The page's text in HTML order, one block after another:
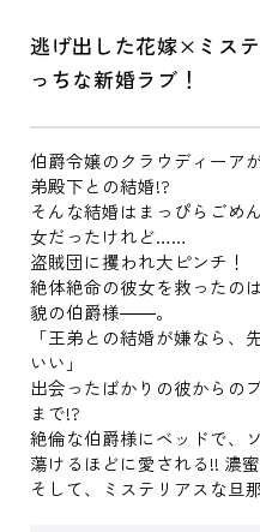
逃げ出した花嫁×ミス
っちな新婚ラブ！
伯爵令嬢のクラウディーア
弟殿下との結婚!?
そんな結婚はまっぴらごめ
女だったけれど……
盗賊団に攫われ大ピンチ！
絶体絶命の彼女を救ったの
貌の伯爵様――。
「王弟との結婚が嫌なら、
いい」
出会ったばかりの彼からの
まで!?
絶倫な伯爵様にベッドで、
蕩けるほどに愛される!! 濃
そして、ミステリアスな